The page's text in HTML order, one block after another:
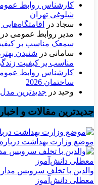
کارشناس روابط
شلوغی تهران
سجاد در
مدیر روابط عمومی در
سمعک مناسب بر
سامانی در شنیدن
مناسب بر کیفیت
کارشناس روابط
ساختمان 2026
وحید در جدیدترین مدل
جدیدترین مقالات و
موضع وزارت بهداشت درباره
والدین با تخلف سرویس
معطلی دانش‌آموز